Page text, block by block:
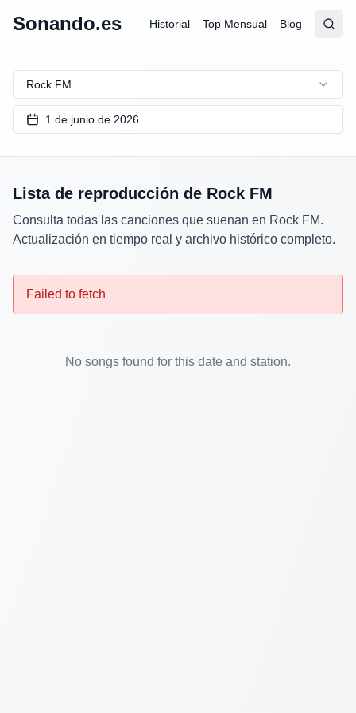
Sonando.es Historial Top Mensual Blog
Abrir
Rock FM
1 de junio de 2026
Lista de reproducción de Rock FM
Consulta todas las canciones que suenan en Rock FM.
Actualización en tiempo real y archivo histórico completo.
Failed to fetch
No songs found for this date and station.